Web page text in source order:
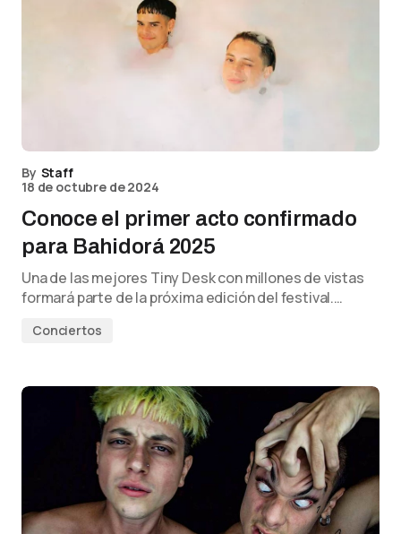
By Staff
18 de octubre de 2024
Conoce el primer acto confirmado
para Bahidorá 2025
Una de las mejores Tiny Desk con millones de vistas
formará parte de la próxima edición del festival.…
Conciertos